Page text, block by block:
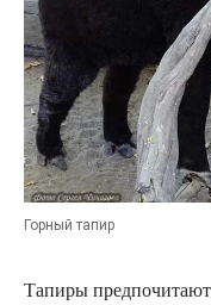
Горный тапир
Тапиры